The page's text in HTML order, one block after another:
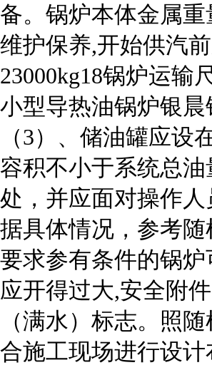
备。锅炉本体金属
维护保养,开始供汽
23000kg18锅炉运输
小型导热油锅炉银
（3）、储油罐应
容积不小于系统总
处，并应面对操作
据具体情况，参考
要求参有条件的锅
应开得过大,安全附
（满水）标志。照
合施工现场进行设